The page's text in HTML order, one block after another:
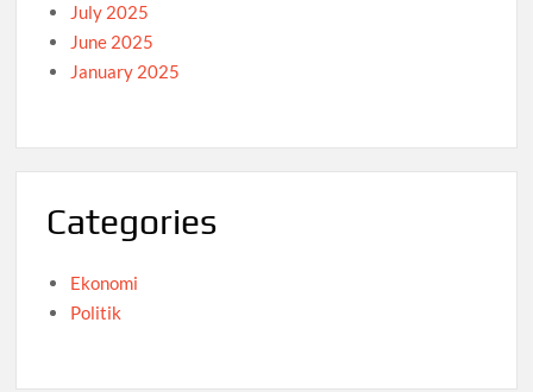
July 2025
June 2025
January 2025
Categories
Ekonomi
Politik